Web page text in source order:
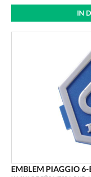
IN
EMBLEM PIAGGIO 6-